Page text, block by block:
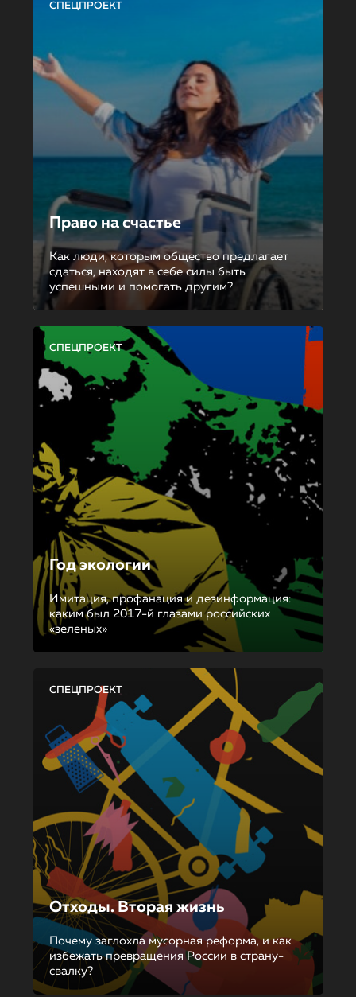
СПЕЦПРОЕКТ
Право на счастье
Как люди, которым общество предлагает
сдаться, находят в себе силы быть
успешными и помогать другим?
СПЕЦПРОЕКТ
Год экологии
Имитация, профанация и дезинформация:
каким был 2017-й глазами российских
«зеленых»
СПЕЦПРОЕКТ
Отходы. Вторая жизнь
Почему заглохла мусорная реформа, и как
избежать превращения России в страну-
свалку?